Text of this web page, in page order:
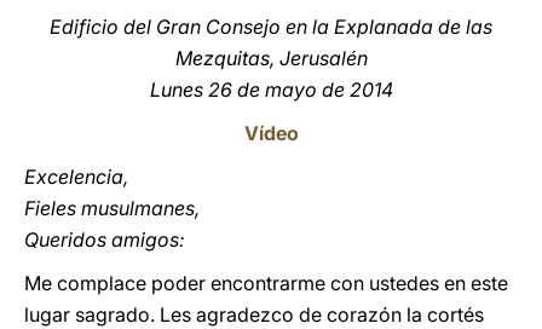
Edificio del Gran Consejo en la Explanada de las
Mezquitas, Jerusalén
Lunes 26 de mayo de 2014
Vídeo
Excelencia,
Fieles musulmanes,
Queridos amigos:
Me complace poder encontrarme con ustedes en este
lugar sagrado. Les agradezco de corazón la cortés